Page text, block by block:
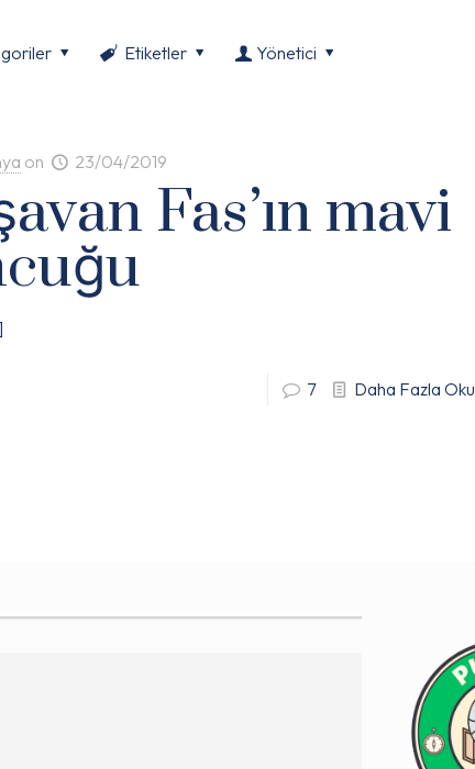
Etiketler Yönetici
on 23/04/2019
Fas’ın mavi
7 Daha Fazla Oku